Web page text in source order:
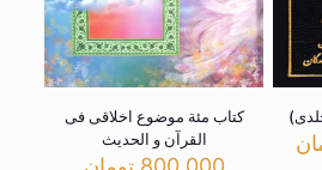
کتاب مئة موضوع اخلاقی فی
القرآن و الحدیث